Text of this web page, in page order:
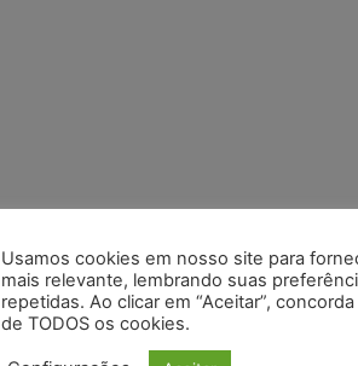
Usamos cookies em nosso site para
mais relevante, lembrando suas
repetidas. Ao clicar em “Aceitar”,
de TODOS os cookies.